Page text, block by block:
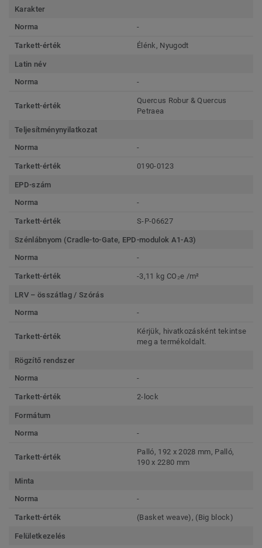
Karakter
Norma
-
Tarkett-érték Élénk, Nyugodt
Latin név
Norma
-
Tarkett-érték
Quercus Robur & Quercus
Petraea
Teljesítménynyilatkozat
Norma
-
Tarkett-érték 0190-0123
EPD-szám
Norma
-
Tarkett-érték S-P-06627
Szénlábnyom (Cradle-to-Gate, EPD-modulok A1-A3)
Norma
-
Tarkett-érték -3,11 kg CO₂e /m²
LRV – összátlag / Szórás
Norma
-
Tarkett-érték
Kérjük, hivatkozásként tekintse
meg a termékoldalt.
Rögzítő rendszer
Norma
-
Tarkett-érték 2-lock
Formátum
Norma
-
Tarkett-érték
Palló, 192 x 2028 mm, Palló,
190 x 2280 mm
Minta
Norma
-
Tarkett-érték (Basket weave), (Big block)
Felületkezelés